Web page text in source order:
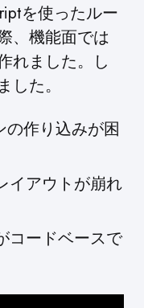
を使ったルー
、機能面では
れました。し
た。
の作り込みが困
イアウトが崩れ
コードベースで